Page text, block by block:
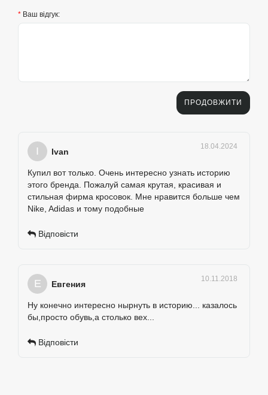
Ваш відгук:
ПРОДОВЖИТИ
I Ivan
18.04.2024
Купил вот только. Очень интересно узнать историю
этого бренда. Пожалуй самая крутая, красивая и
стильная фирма кросовок. Мне нравится больше чем
Nike, Adidas и тому подобные
Відповісти
Е Евгения
10.11.2018
Ну конечно интересно нырнуть в историю... казалось
бы,просто обувь,а столько вех...
Відповісти